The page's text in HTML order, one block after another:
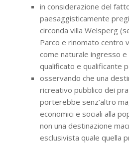
in considerazione del
paesaggisticamente
circonda villa Welsperg
Parco e rinomato centro
come naturale ingresso
qualificato e qualificante
osservando che una
ricreativo pubblico dei
porterebbe senz’altro
economici e sociali alla
non una destinazione
esclusivista quale quella